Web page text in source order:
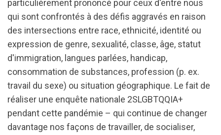
particulièrement prononcé pour ceux d'entre nous
qui sont confrontés à des défis aggravés en raison
des intersections entre race, ethnicité, identité ou
expression de genre, sexualité, classe, âge, statut
d'immigration, langues parlées, handicap,
consommation de substances, profession (p. ex.
travail du sexe) ou situation géographique. Le fait de
réaliser une enquête nationale 2SLGBTQQIA+
pendant cette pandémie – qui continue de changer
davantage nos façons de travailler, de socialiser,